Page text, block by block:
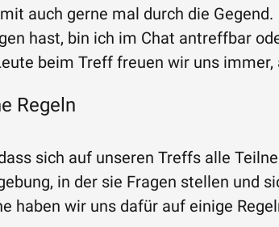
auch gerne mal durch die Gegend.
hast, bin ich im Chat antreffbar
beim Treff freuen wir uns immer,
Regeln
sich auf unseren Treffs alle
in der sie Fragen stellen und
haben wir uns dafür auf einige